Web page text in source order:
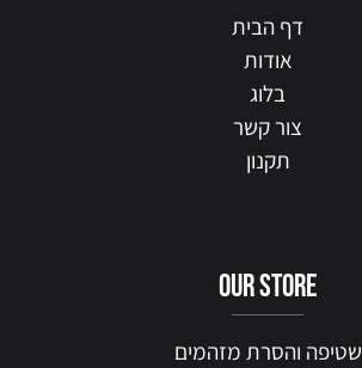
דף הבית
אודות
בלוג
צור קשר
תקנון
our STORE
שטיפה והסרת מזהמים